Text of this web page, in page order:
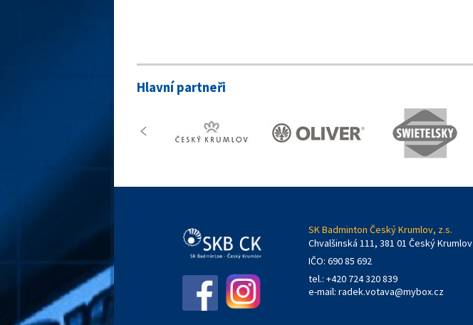
Hlavní partneři
SK Badminton Český Krumlov, z.s.
Chvalšinská 111, 381 01 Český Krumlov
IČO: 690 85 692
tel.: +420 724 320 839
e-mail: radek.votava@mybox.cz